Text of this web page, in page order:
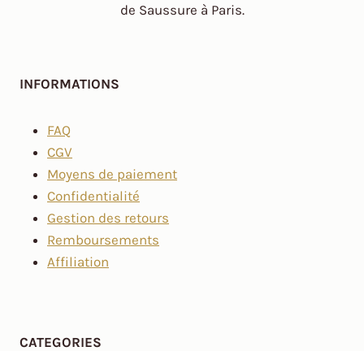
de Saussure à Paris.
INFORMATIONS
FAQ
CGV
Moyens de paiement
Confidentialité
Gestion des retours
Remboursements
Affiliation
CATEGORIES